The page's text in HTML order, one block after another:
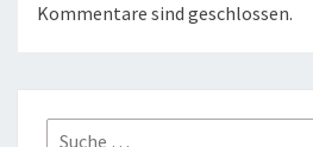
Kommentare sind geschlossen.
Suche